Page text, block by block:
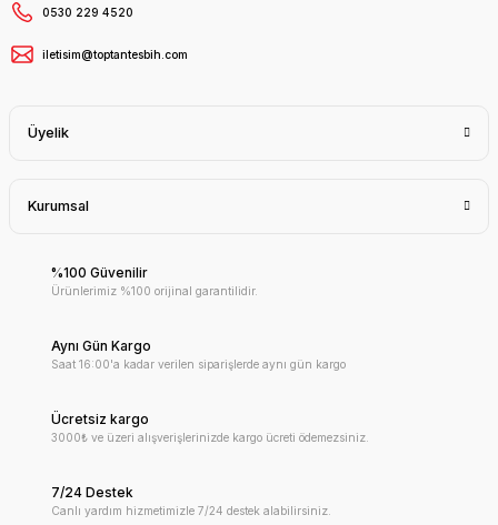
0530 229 4520
iletisim@toptantesbih.com
Üyelik
Kurumsal
%100 Güvenilir
Ürünlerimiz %100 orijinal garantilidir.
Aynı Gün Kargo
Saat 16:00'a kadar verilen siparişlerde aynı gün kargo
Ücretsiz kargo
3000₺ ve üzeri alışverişlerinizde kargo ücreti ödemezsiniz.
7/24 Destek
Canlı yardım hizmetimizle 7/24 destek alabilirsiniz.